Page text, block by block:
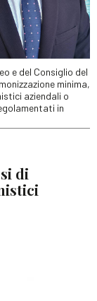
e del Consiglio del
minima,
aziendali o
in
di